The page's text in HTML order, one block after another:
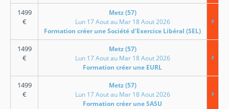
1499
€
Metz (57)
Lun 17 Aout au Mar 18 Aout 2026
Formation créer une Société d'Exercice Libéral (SEL)
1499
€
Metz (57)
Lun 17 Aout au Mar 18 Aout 2026
Formation créer une EURL
1499
€
Metz (57)
Lun 17 Aout au Mar 18 Aout 2026
Formation créer une SASU